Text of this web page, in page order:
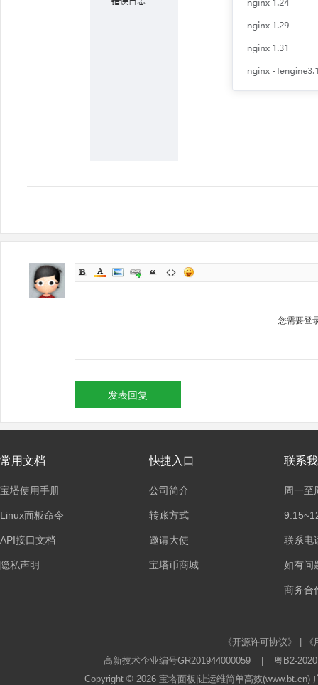
您需要登
发表回复
常用文档
宝塔使用手册
Linux面板命令
API接口文档
隐私声明
快捷入口
公司简介
转账方式
邀请大使
宝塔币商城
联系
周一至
联系电
如有问
商务合
《开源许可协议》
高新技术企业编号GR201944000059
粤B2-
Copyright © 2026 宝塔面板 |让运维简单高效